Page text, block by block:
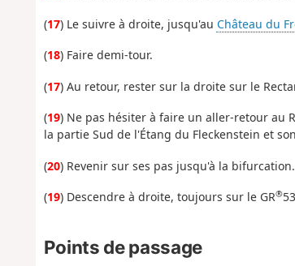
(17) Le suivre à droite, jusqu'au Château du
(18) Faire demi-tour.
(17) Au retour, rester sur la droite sur le
(19) Ne pas hésiter à faire un aller-retour au
la partie Sud de l'Étang du Fleckenstein et
(20) Revenir sur ses pas jusqu'à la bifurcation.
(19) Descendre à droite, toujours sur le GR®
Points de passage